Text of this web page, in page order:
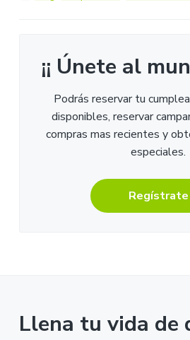
¡¡ Únete al
Podrás reservar tu
disponibles, reservar
compras mas recientes y
especiales.
Regístrate
Llena tu vida de